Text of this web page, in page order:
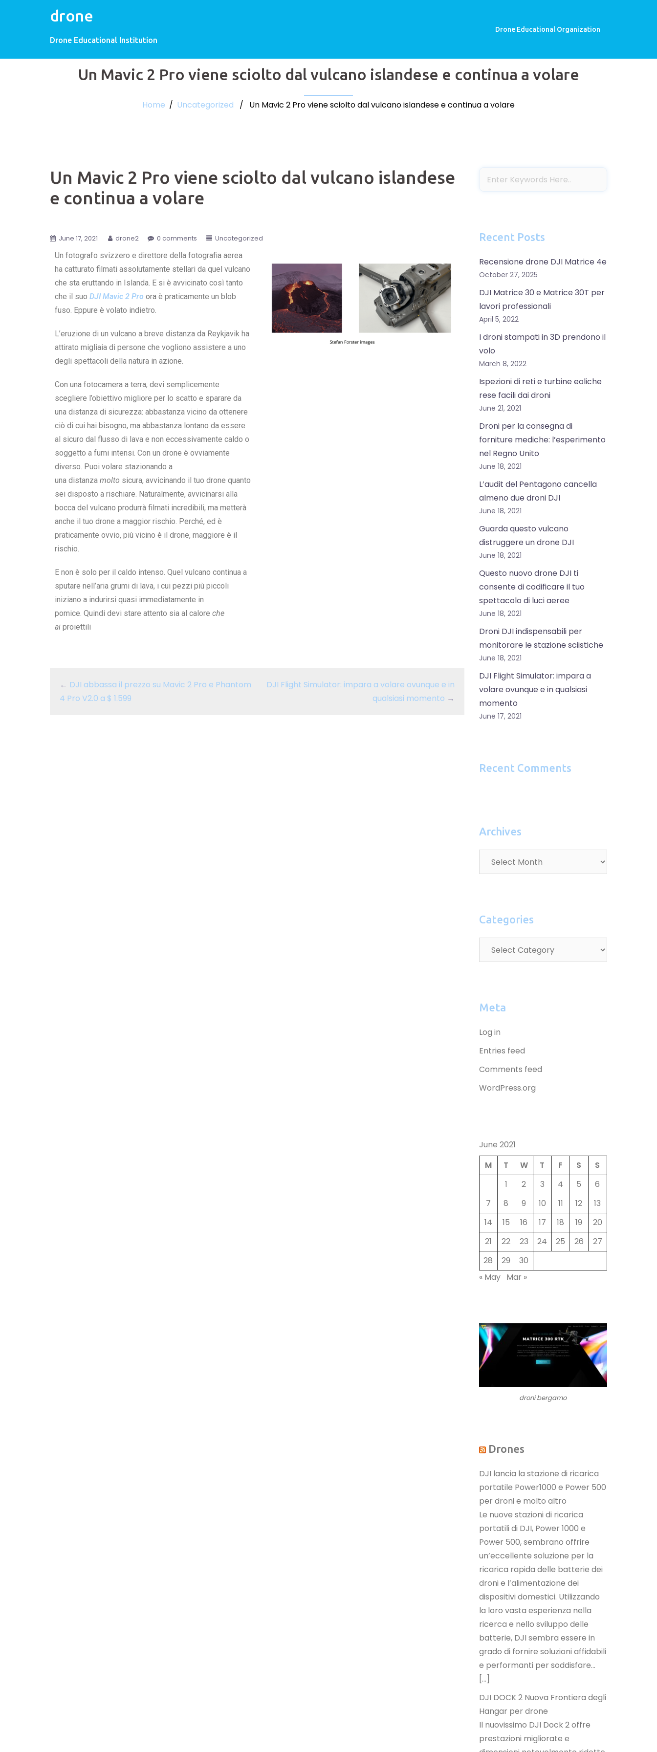
drone
Drone Educational Institution
Drone Educational Organization
Un Mavic 2 Pro viene sciolto dal vulcano islandese e continua a volare
Home / Uncategorized / Un Mavic 2 Pro viene sciolto dal vulcano islandese e continua a volare
Un Mavic 2 Pro viene sciolto dal vulcano islandese
e continua a volare
June 17, 2021 drone2 0 comments
Uncategorized
Un fotografo svizzero e direttore della fotografia aerea
ha catturato filmati assolutamente stellari da quel vulcano
che sta eruttando in Islanda. E si è avvicinato così tanto
che il suo DJI Mavic 2 Pro ora è praticamente un blob
fuso. Eppure è volato indietro.
L’eruzione di un vulcano a breve distanza da Reykjavik ha
attirato migliaia di persone che vogliono assistere a uno
degli spettacoli della natura in azione.
Con una fotocamera a terra, devi semplicemente
scegliere l’obiettivo migliore per lo scatto e sparare da
una distanza di sicurezza: abbastanza vicino da ottenere
ciò di cui hai bisogno, ma abbastanza lontano da essere
al sicuro dal flusso di lava e non eccessivamente caldo o
soggetto a fumi intensi. Con un drone è ovviamente
diverso. Puoi volare stazionando a
una distanza molto sicura, avvicinando il tuo drone quanto
sei disposto a rischiare. Naturalmente, avvicinarsi alla
bocca del vulcano produrrà filmati incredibili, ma metterà
anche il tuo drone a maggior rischio. Perché, ed è
praticamente ovvio, più vicino è il drone, maggiore è il
rischio.
E non è solo per il caldo intenso. Quel vulcano continua a
sputare nell’aria grumi di lava, i cui pezzi più piccoli
iniziano a indurirsi quasi immediatamente in
pomice. Quindi devi stare attento sia al calore che
ai proiettili
← DJI abbassa il prezzo su Mavic 2 Pro e Phantom
4 Pro V2.0 a $ 1.599
DJI Flight Simulator: impara a volare ovunque e in
qualsiasi momento →
Recent Posts
Recensione drone DJI Matrice 4e
October 27, 2025
DJI Matrice 30 e Matrice 30T per
lavori professionali
April 5, 2022
I droni stampati in 3D prendono il
volo
March 8, 2022
Ispezioni di reti e turbine eoliche
rese facili dai droni
June 21, 2021
Droni per la consegna di
forniture mediche: l’esperimento
nel Regno Unito
June 18, 2021
L’audit del Pentagono cancella
almeno due droni DJI
June 18, 2021
Guarda questo vulcano
distruggere un drone DJI
June 18, 2021
Questo nuovo drone DJI ti
consente di codificare il tuo
spettacolo di luci aeree
June 18, 2021
Droni DJI indispensabili per
monitorare le stazione sciistiche
June 18, 2021
DJI Flight Simulator: impara a
volare ovunque e in qualsiasi
momento
June 17, 2021
Recent Comments
Archives
Categories
Meta
Log in
Entries feed
Comments feed
WordPress.org
June 2021
M
T W T F S
S
1
2 3 4 5
6
7
8 9 10 11 12
13
14
15 16 17 18 19
20
21
22 23 24 25 26
27
28
29
30
« May Mar »
droni bergamo
Drones
DJI lancia la stazione di ricarica
portatile Power1000 e Power 500
per droni e molto altro
Le nuove stazioni di ricarica
portatili di DJI, Power 1000 e
Power 500, sembrano offrire
un’eccellente soluzione per la
ricarica rapida delle batterie dei
droni e l’alimentazione dei
dispositivi domestici. Utilizzando
la loro vasta esperienza nella
ricerca e nello sviluppo delle
batterie, DJI sembra essere in
grado di fornire soluzioni affidabili
e performanti per soddisfare…
[…]
DJI DOCK 2 Nuova Frontiera degli
Hangar per drone
Il nuovissimo DJI Dock 2 offre
prestazioni migliorate e